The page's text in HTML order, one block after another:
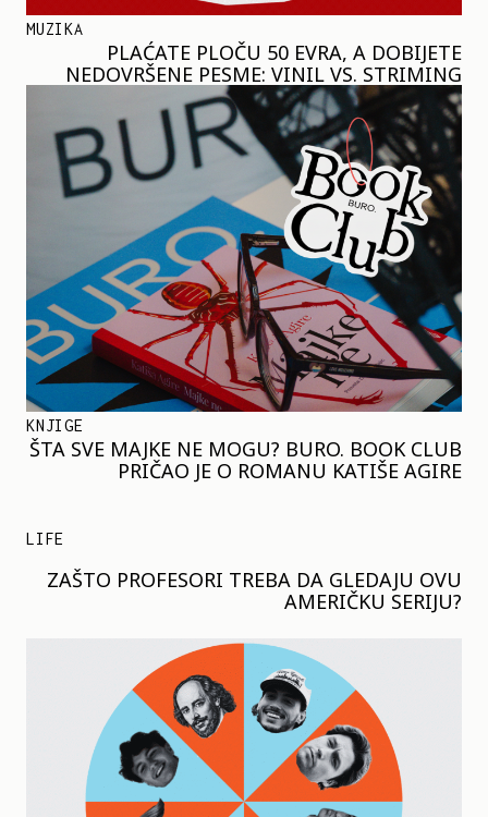
MUZIKA
PLAĆATE PLOČU 50 EVRA, A DOBIJETE
NEDOVRŠENE PESME: VINIL VS. STRIMING
KNJIGE
ŠTA SVE MAJKE NE MOGU? BURO. BOOK CLUB
PRIČAO JE O ROMANU KATIŠE AGIRE
LIFE
ZAŠTO PROFESORI TREBA DA GLEDAJU OVU
AMERIČKU SERIJU?